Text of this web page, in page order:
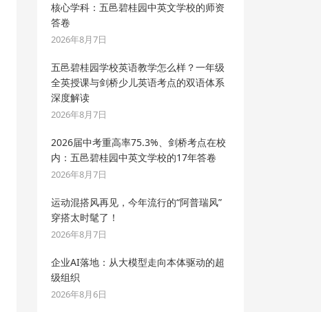
核心学科：五邑碧桂园中英文学校的师资
答卷
2026年8月7日
五邑碧桂园学校英语教学怎么样？一年级
全英授课与剑桥少儿英语考点的双语体系
深度解读
2026年8月7日
2026届中考重高率75.3%、剑桥考点在校
内：五邑碧桂园中英文学校的17年答卷
2026年8月7日
运动混搭风再见，今年流行的“阿普瑞风”
穿搭太时髦了！
2026年8月7日
企业AI落地：从大模型走向本体驱动的超
级组织
2026年8月6日